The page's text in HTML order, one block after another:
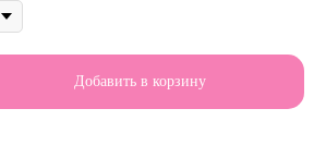
Добавить в корзину